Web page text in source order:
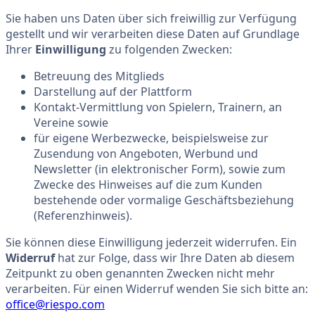
Sie haben uns Daten über sich freiwillig zur Verfügung
gestellt und wir verarbeiten diese Daten auf Grundlage
Ihrer Einwilligung zu folgenden Zwecken:
Betreuung des Mitglieds
Darstellung auf der Plattform
Kontakt-Vermittlung von Spielern, Trainern, an
Vereine sowie
für eigene Werbezwecke, beispielsweise zur
Zusendung von Angeboten, Werbund und
Newsletter (in elektronischer Form), sowie zum
Zwecke des Hinweises auf die zum Kunden
bestehende oder vormalige Geschäftsbeziehung
(Referenzhinweis).
Sie können diese Einwilligung jederzeit widerrufen. Ein
Widerrufhat zur Folge, dass wir Ihre Daten ab diesem
Zeitpunkt zu oben genannten Zwecken nicht mehr
verarbeiten. Für einen Widerruf wenden Sie sich bitte an:
office@riespo.com